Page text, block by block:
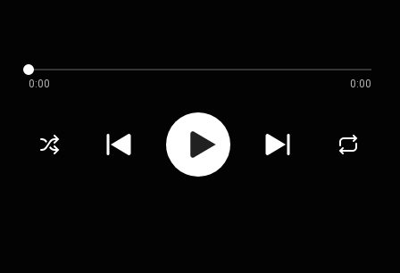
0:00 0:00